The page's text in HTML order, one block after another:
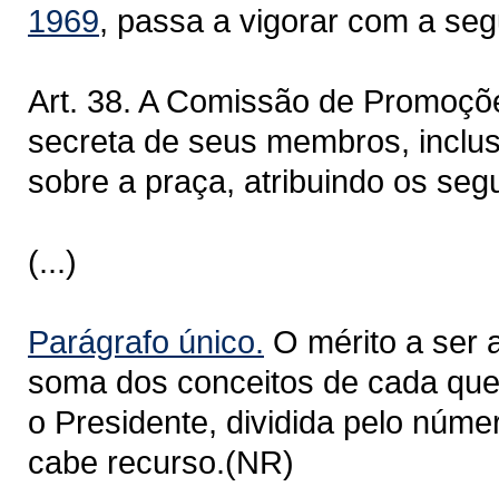
1969, passa a vigorar com a
Art. 38. A Comissão de
secreta de seus membros,
sobre a praça, atribuindo os
(...)
Parágrafo único. O mérito a ser
soma dos conceitos de cada
o Presidente, dividida pelo
cabe recurso.(NR)